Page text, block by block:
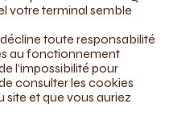
votre terminal semble
toute responsabilité
au fonctionnement
l’impossibilité pour
consulter les cookies
et que vous auriez